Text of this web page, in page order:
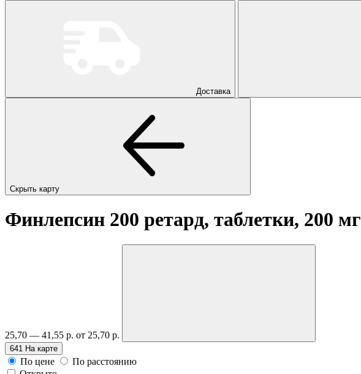
Доставка
Скрыть карту
Финлепсин 200 ретард, таблетки, 200 мг
25,70 — 41,55 р. от 25,70 р.
641 На карте
По цене
По расстоянию